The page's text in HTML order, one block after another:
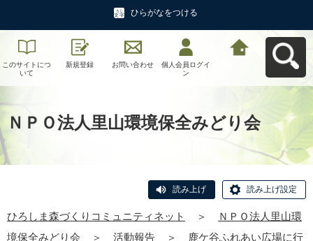
ひらがなをつける
このサイトにつ
いて
新規登録 お問い合わせ
個人会員ログイ
ン
ＮＰＯ法人里山環境保全みどり会
読み上げ 読み上げ設定
ひろしま森づくりコミュニティネット ＞
ＮＰＯ法人里山環
境保全みどり会
＞ 活動報告 ＞
鹿ケ谷ふれあい広場に行